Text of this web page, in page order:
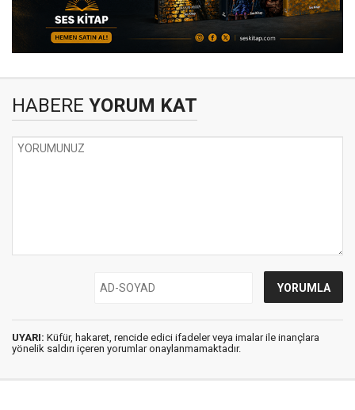
HABERE YORUM KAT
UYARI: Küfür, hakaret, rencide edici ifadeler veya imalar ile inançlara
yönelik saldırı içeren yorumlar onaylanmamaktadır.